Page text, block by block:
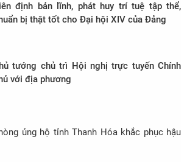
định bản lĩnh, phát huy trí tuệ tập thể,
bị thật tốt cho Đại hội XIV của Đảng
tướng chủ trì Hội nghị trực tuyến Chính
với địa phương
ủng hộ tỉnh Thanh Hóa khắc phục hậu